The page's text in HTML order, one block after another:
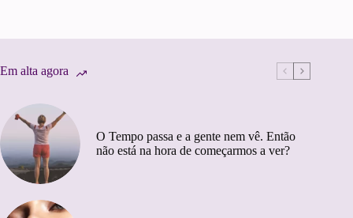
Em alta agora
O Tempo passa e a gente nem vê. Então
não está na hora de começarmos a ver?